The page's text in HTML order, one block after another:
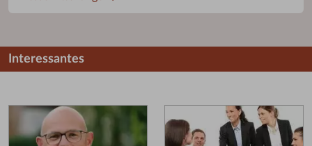
Interessantes